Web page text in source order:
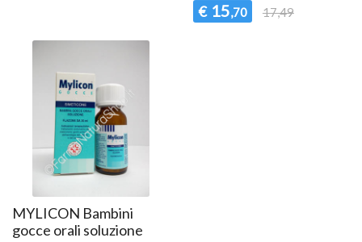
€ 15,70 17,49
MYLICON Bambini
gocce orali soluzione